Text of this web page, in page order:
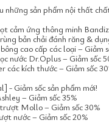
những sản phẩm nội thất
cảm ứng thông minh Bandiz
bản chải đánh răng &
cao cấp các loại – Giảm
nước Dr.Oplus – Giảm sốc
các kích thước – Giảm sốc
- Giảm sốc sản phẩm mới!
– Giảm sốc 35%
Mollo – Giảm sốc 30%
nước – Giảm sốc 20%